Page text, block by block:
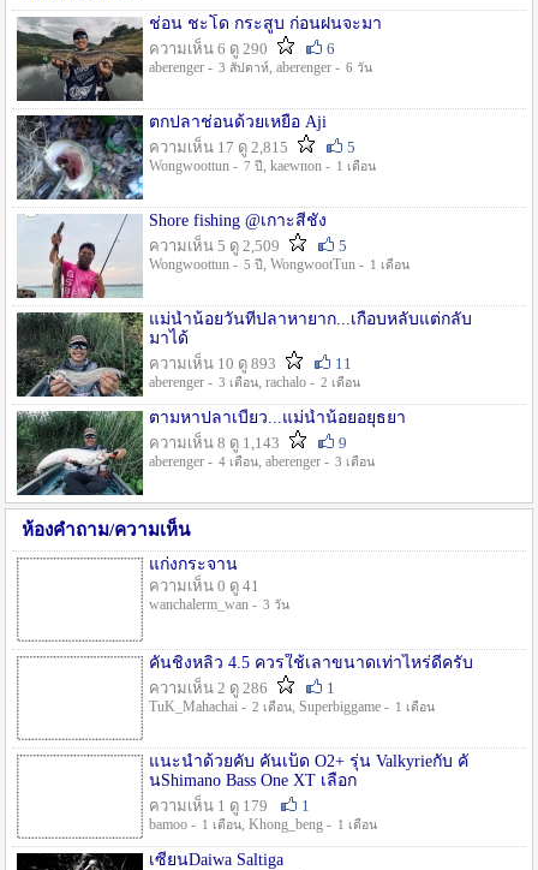
ช่อน ชะโด กระสูบ ก่อนฝนจะมา
ความเห็น 6 ดู 290
6
aberenger - 3 สัปดาห์, aberenger - 6 วัน
ตกปลาช่อนด้วยเหยื่อ Aji
ความเห็น 17 ดู 2,815
5
Wongwoottun - 7 ปี , kaewnon - 1 เดือน
Shore fishing @เกาะสีชัง
ความเห็น 5 ดู 2,509
5
Wongwoottun - 5 ปี , WongwootTun - 1 เดือน
แม่น้ำน้อยวันที่ปลาหายาก...เกือบหลับแต่กลับ
มาได้
ความเห็น 10 ดู 893
11
aberenger - 3 เดือน, rachalo - 2 เดือน
ตามหาปลาเบี้ยว...แม่น้ำน้อยอยุธยา
ความเห็น 8 ดู 1,143
9
aberenger - 4 เดือน, aberenger - 3 เดือน
ห้องคำถาม/ความเห็น
แก่งกระจาน
ความเห็น 0 ดู 41
wanchalerm_wan - 3 วัน
คันชิงหลิว 4.5 ควรใช้เลาขนาดเท่าไหร่ดีครับ
ความเห็น 2 ดู 286
1
TuK_Mahachai - 2 เดือน, Superbiggame - 1 เดือน
แนะนำด้วยคับ คันเบ็ด O2+ รุ่น Valkyrieกับ คั
นShimano Bass One XT เลือก
ความเห็น 1 ดู 179
1
bamoo - 1 เดือน, Khong_beng - 1 เดือน
เซียนDaiwa Saltiga